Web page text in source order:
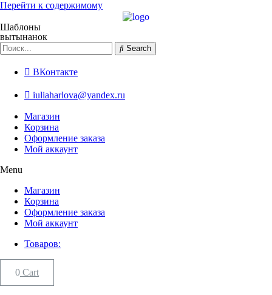
Перейти к содержимому
Шаблоны
вытынанок
Search
ВКонтакте
iuliaharlova@yandex.ru
Магазин
Корзина
Оформление заказа
Мой аккаунт
Menu
Магазин
Корзина
Оформление заказа
Мой аккаунт
Товаров:
0 Cart